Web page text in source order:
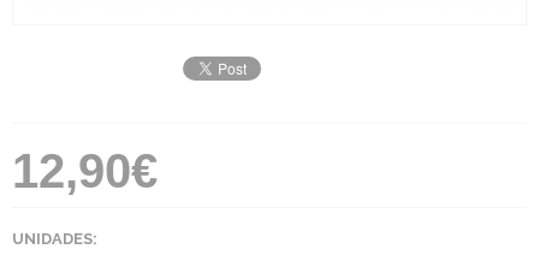
12,90€
UNIDADES: